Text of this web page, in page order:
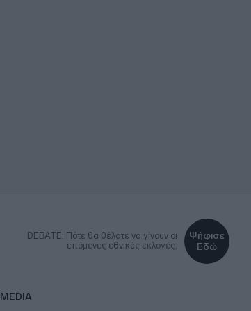
DEBATE: Πότε θα θέλατε να γίνουν οι
επόμενες εθνικές εκλογές;
Ψήφισε
Εδώ
MEDIA